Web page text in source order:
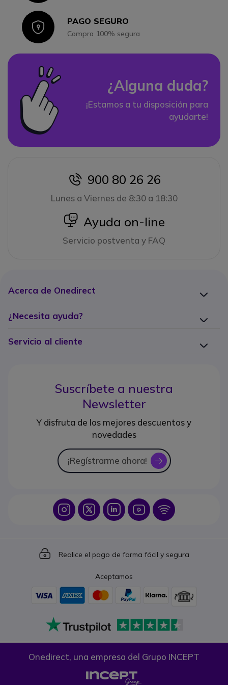
IconPAGO SEGURO
Compra 100% segura
¿Alguna duda?
¡Estamos a tu disposición para
ayudarte!
icon
900 80 26 26
Lunes a Viernes de 8:30 a 18:30
icon
Ayuda on-line
Servicio postventa y FAQ
Acerca de Onedirect
¿Necesita ayuda?
Servicio al cliente
Suscríbete a nuestra
Newsletter
Y disfruta de los mejores descuentos y
novedades
¡Regístrarme ahora! icon
Icon IconIcon Icon Icon
Icon
Realice el pago de forma fácil y segura
Aceptamos
Onedirect, una empresa del Grupo INCEPT